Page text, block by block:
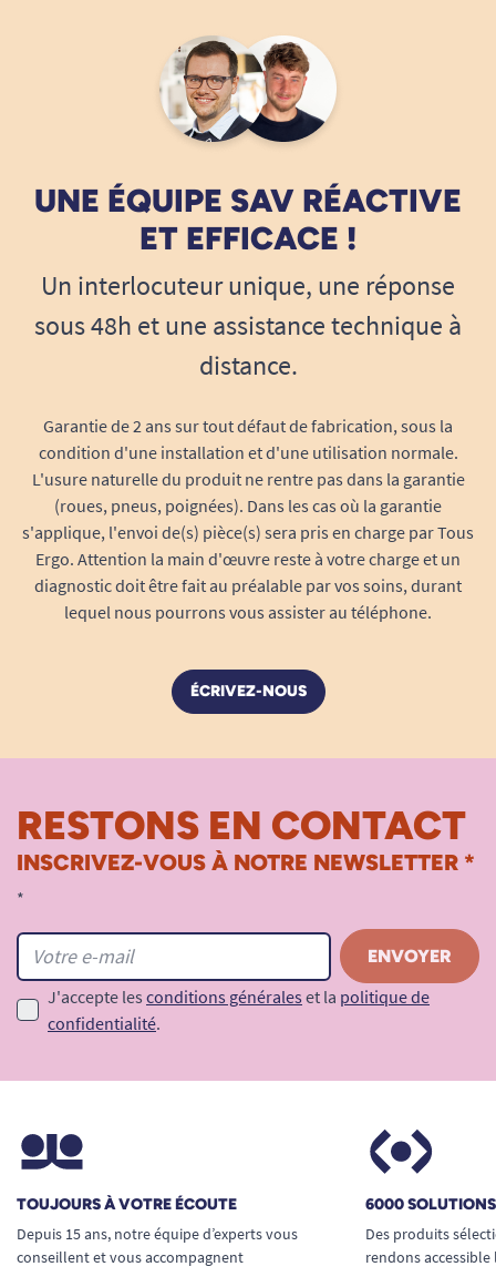
UNE ÉQUIPE SAV RÉACTIVE
ET EFFICACE !
Un interlocuteur unique, une réponse
sous 48h et une assistance technique à
distance.
Garantie de 2 ans sur tout défaut de fabrication, sous la
condition d'une installation et d'une utilisation normale.
L'usure naturelle du produit ne rentre pas dans la garantie
(roues, pneus, poignées). Dans les cas où la garantie
s'applique, l'envoi de(s) pièce(s) sera pris en charge par Tous
Ergo. Attention la main d'œuvre reste à votre charge et un
diagnostic doit être fait au préalable par vos soins, durant
lequel nous pourrons vous assister au téléphone.
ÉCRIVEZ-NOUS
RESTONS EN CONTACT
INSCRIVEZ-VOUS À NOTRE NEWSLETTER *
*
J'accepte les conditions générales et la politique de
confidentialité.
TOUJOURS À VOTRE ÉCOUTE
Depuis 15 ans, notre équipe d’experts vous
conseillent et vous accompagnent
6000
Des produits
rendons